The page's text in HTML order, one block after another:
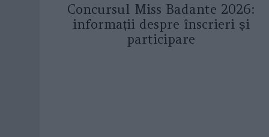
Concursul Miss Badante 2026:
informații despre înscrieri și
participare